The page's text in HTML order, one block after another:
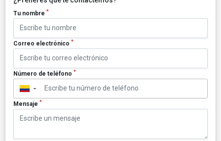
Tu nombre *
Correo electrónico *
Número de teléfono *
▼
Mensaje *